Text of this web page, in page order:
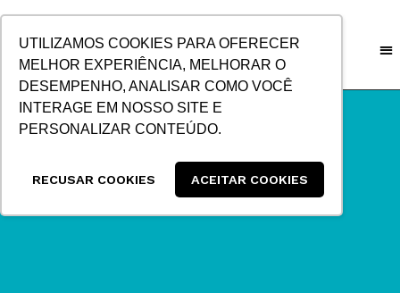
UTILIZAMOS COOKIES PARA OFERECER
MELHOR EXPERIÊNCIA, MELHORAR O
DESEMPENHO, ANALISAR COMO VOCÊ
INTERAGE EM NOSSO SITE E
PERSONALIZAR CONTEÚDO.
RECUSAR COOKIES ACEITAR COOKIES
CONTEÚDO